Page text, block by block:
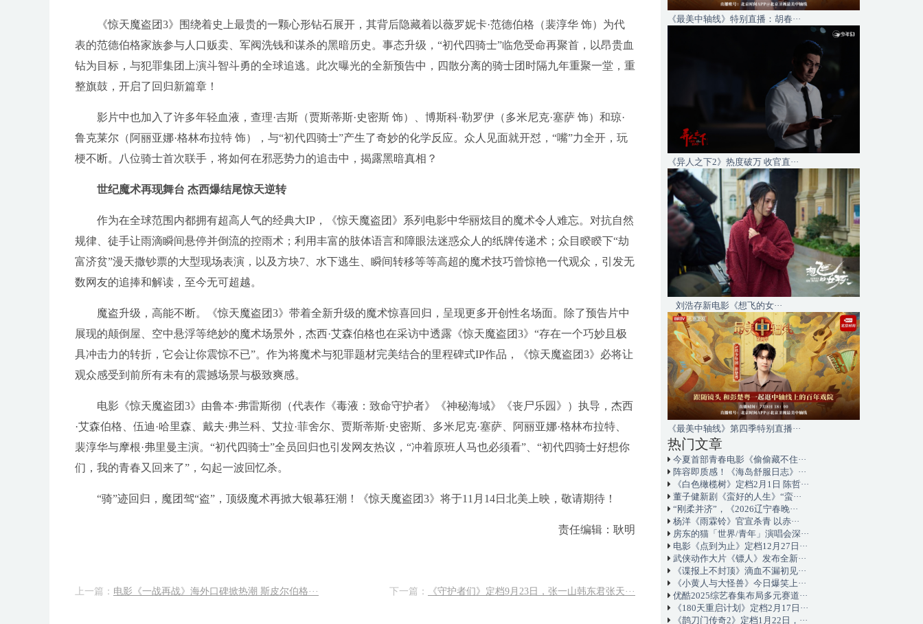
《惊天魔盗团3》围绕着史上最贵的一颗心形钻石展开，其背后隐藏着以薇罗妮卡·范德伯格（裴淳华 饰）为代
表的范德伯格家族参与人口贩卖、军阀洗钱和谋杀的黑暗历史。事态升级，“初代四骑士”临危受命再聚首，以昂贵血
钻为目标，与犯罪集团上演斗智斗勇的全球追逃。此次曝光的全新预告中，四散分离的骑士团时隔九年重聚一堂，重
整旗鼓，开启了回归新篇章！
影片中也加入了许多年轻血液，查理·吉斯（贾斯蒂斯·史密斯 饰）、博斯科·勒罗伊（多米尼克·塞萨 饰）和琼·
鲁克莱尔（阿丽亚娜·格林布拉特 饰），与“初代四骑士”产生了奇妙的化学反应。众人见面就开怼，“嘴”力全开，玩
梗不断。八位骑士首次联手，将如何在邪恶势力的追击中，揭露黑暗真相？
世纪魔术再现舞台 杰西爆结尾惊天逆转
作为在全球范围内都拥有超高人气的经典大IP，《惊天魔盗团》系列电影中华丽炫目的魔术令人难忘。对抗自然
规律、徒手让雨滴瞬间悬停并倒流的控雨术；利用丰富的肢体语言和障眼法迷惑众人的纸牌传递术；众目睽睽下“劫
富济贫”漫天撒钞票的大型现场表演，以及方块7、水下逃生、瞬间转移等等高超的魔术技巧曾惊艳一代观众，引发无
数网友的追捧和解读，至今无可超越。
魔盗升级，高能不断。《惊天魔盗团3》带着全新升级的魔术惊喜回归，呈现更多开创性名场面。除了预告片中
展现的颠倒屋、空中悬浮等绝妙的魔术场景外，杰西·艾森伯格也在采访中透露《惊天魔盗团3》“存在一个巧妙且极
具冲击力的转折，它会让你震惊不已”。作为将魔术与犯罪题材完美结合的里程碑式IP作品，《惊天魔盗团3》必将让
观众感受到前所有未有的震撼场景与极致爽感。
电影《惊天魔盗团3》由鲁本·弗雷斯彻（代表作《毒液：致命守护者》《神秘海域》《丧尸乐园》）执导，杰西
·艾森伯格、伍迪·哈里森、戴夫·弗兰科、艾拉·菲舍尔、贾斯蒂斯·史密斯、多米尼克·塞萨、阿丽亚娜·格林布拉特、
裴淳华与摩根·弗里曼主演。“初代四骑士”全员回归也引发网友热议，“冲着原班人马也必须看”、“初代四骑士好想你
们，我的青春又回来了”，勾起一波回忆杀。
“骑”迹回归，魔团驾“盗”，顶级魔术再掀大银幕狂潮！《惊天魔盗团3》将于11月14日北美上映，敬请期待！
责任编辑：耿明
上一篇： 电影《一战再战》海外口碑掀热潮 斯皮尔伯格··· 下一篇： 《守护者们》定档9月23日，张一山韩东君张天···
《最美中轴线》特别直播：胡春···
《异人之下2》热度破万 收官直···
刘浩存新电影《想飞的女···
《最美中轴线》第四季特别直播···
热门文章
今夏首部青春电影《偷偷藏不住···
阵容即质感！《海岛舒服日志》···
《白色橄榄树》定档2月1日 陈哲···
董子健新剧《蛮好的人生》“蛮···
“刚柔并济”，《2026辽宁春晚···
杨洋《雨霖铃》官宣杀青 以赤···
房东的猫「世界/青年」演唱会深···
电影《点到为止》定档12月27日···
武侠动作大片《镖人》发布全新···
《谍报上不封顶》滴血不漏初见···
《小黄人与大怪兽》今日爆笑上···
优酷2025综艺春集布局多元赛道···
《180天重启计划》定档2月17日···
《鹊刀门传奇2》定档1月22日，···